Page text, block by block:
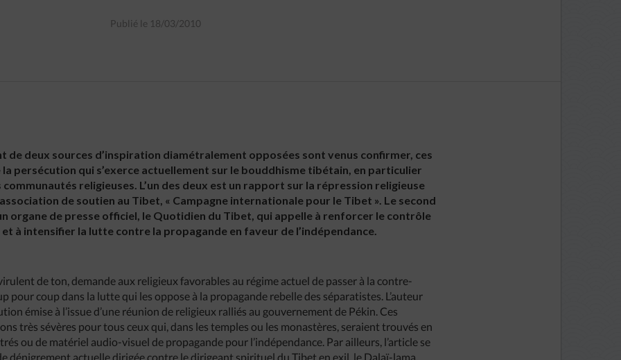
Publié le 18/03/2010
de deux sources d’inspiration diamétralement opposées sont venus confirmer, ces
persécution qui s’exerce actuellement sur le bouddhisme tibétain, en particulier
religieuses. L’un des deux est un rapport sur la répression religieuse
de soutien au Tibet, « Campagne internationale pour le Tibet ». Le second
organe de presse officiel, le Quotidien du Tibet, qui appelle à renforcer le contrôle
à intensifier la lutte contre la propagande en faveur de l’indépendance.
de ton, demande aux religieux favorables au régime actuel de passer à la contre-
pour coup dans la lutte qui les oppose à la propagande rebelle des séparatistes. L’auteur
émise à l’issue d’une réunion de religieux ralliés au gouvernement de Pékin. Ces
très sévères pour tous ceux qui, dans les temples ou les monastères, seraient trouvés en
ou de matériel audio-visuel de propagande pour l’indépendance. Par ailleurs, l’article se
dénigrement actuelle dirigée contre le dirigeant spirituel du Tibet en exil, le Dalaï-lama.